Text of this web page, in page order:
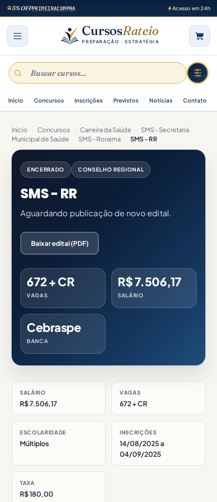
5% OFFPRIMEIRACOMPRA Acesso em 24h
CursosRateio
PREPARAÇÃO · ESTRATÉGIA
Início Concursos Inscrições Previstos Notícias Contato
Início › Concursos › Carreira da Saúde ›
SMS - Secretaria
Municipal de Saúde › SMS - Roraima › SMS - RR
ENCERRADO CONSELHO REGIONAL
SMS - RR
Aguardando publicação de novo edital.
Baixar edital (PDF)
672 + CR
VAGAS
R$ 7.506,17
SALÁRIO
Cebraspe
BANCA
SALÁRIO
R$ 7.506,17
VAGAS
672 + CR
ESCOLARIDADE
Múltiplos
INSCRIÇÕES
14/08/2025 a
04/09/2025
TAXA
R$ 180,00